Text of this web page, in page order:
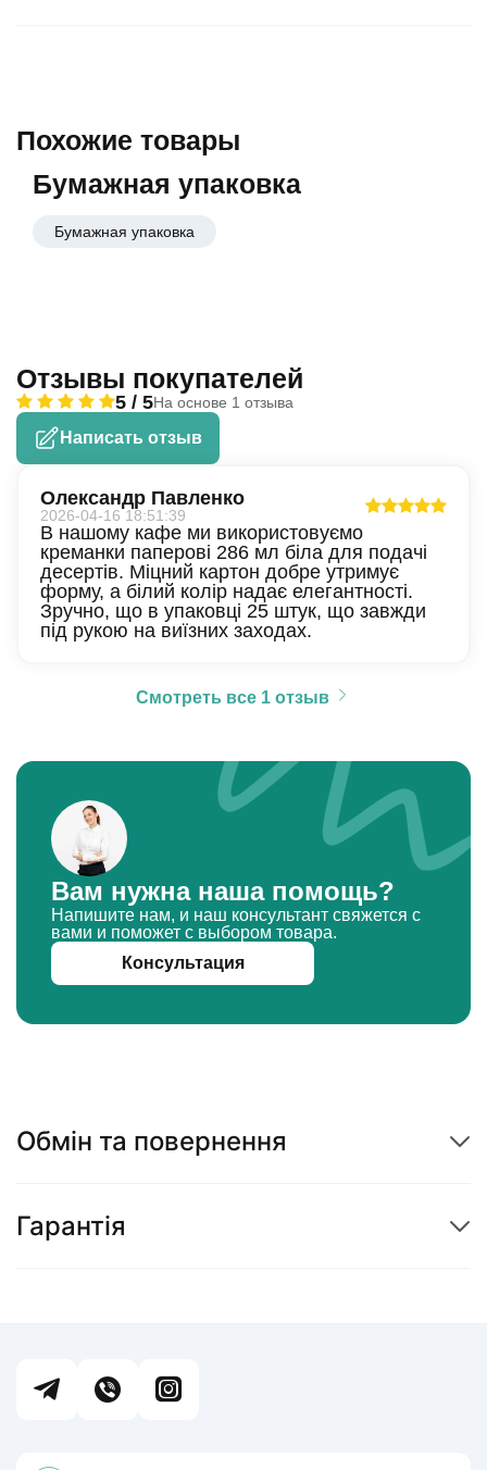
Похожие товары
Бумажная упаковка
Бумажная упаковка
Отзывы покупателей
5 / 5На основе 1 отзыва
Написать отзыв
Олександр Павленко
2026-04-16 18:51:39
В нашому кафе ми використовуємо
креманки паперові 286 мл біла для подачі
десертів. Міцний картон добре утримує
форму, а білий колір надає елегантності.
Зручно, що в упаковці 25 штук, що завжди
під рукою на виїзних заходах.
Смотреть все 1 отзыв
Вам нужна наша помощь?
Напишите нам, и наш консультант свяжется с
вами и поможет с выбором товара.
Консультация
Обмін та повернення
Гарантія